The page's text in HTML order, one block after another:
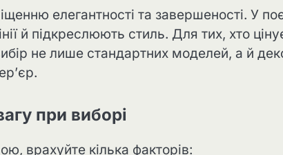
елегантності та завершеності. У
й підкреслюють стиль. Для тих, хто
не лише стандартних моделей, а й
при виборі
врахуйте кілька факторів: